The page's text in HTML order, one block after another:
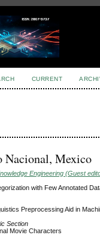
CURRENT
Nacional, Mexico
Engineering (Guest
with Few Annotated
Preprocessing Aid in
Section
Movie Characters